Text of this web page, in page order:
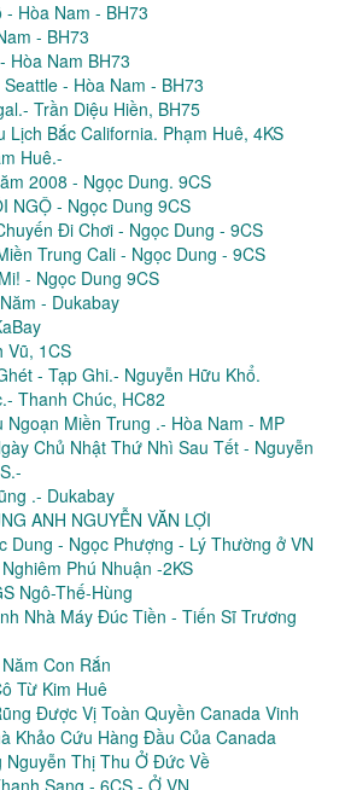
- Hòa Nam - BH73
- BH73
Hòa Nam BH73
- Hòa Nam - BH73
Trần Diệu Hiền, BH75
Lịch Bắc California. Phạm Huê, 4KS
Huê.-
2008 - Ngọc Dung. 9CS
NGỘ - Ngọc Dung 9CS
Đi Chơi - Ngọc Dung - 9CS
Trung Cali - Ngọc Dung - 9CS
- Ngọc Dung 9CS
- Dukabay
Vũ, 1CS
- Tạp Ghi.- Nguyễn Hữu Khổ.
Thanh Chúc, HC82
Ngoạn Miền Trung .- Hòa Nam - MP
Chủ Nhật Thứ Nhì Sau Tết - Nguyễn
.- Dukabay
ANH NGUYỄN VĂN LỢI
Dung - Ngọc Phượng - Lý Thường ở VN
Phú Nhuận -2KS
Ngô-Thế-Hùng
Nhà Máy Đúc Tiền - Tiến Sĩ Trương
Con Rắn
Từ Kim Huê
Được Vị Toàn Quyền Canada Vinh
Khảo Cứu Hàng Đầu Của Canada
Nguyễn Thị Thu Ở Đức Về